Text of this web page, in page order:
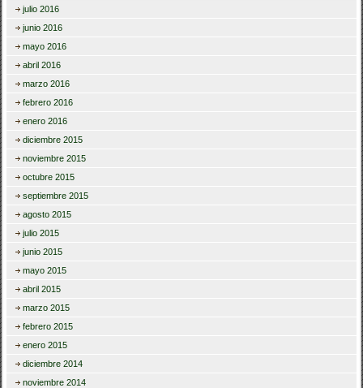
julio 2016
junio 2016
mayo 2016
abril 2016
marzo 2016
febrero 2016
enero 2016
diciembre 2015
noviembre 2015
octubre 2015
septiembre 2015
agosto 2015
julio 2015
junio 2015
mayo 2015
abril 2015
marzo 2015
febrero 2015
enero 2015
diciembre 2014
noviembre 2014